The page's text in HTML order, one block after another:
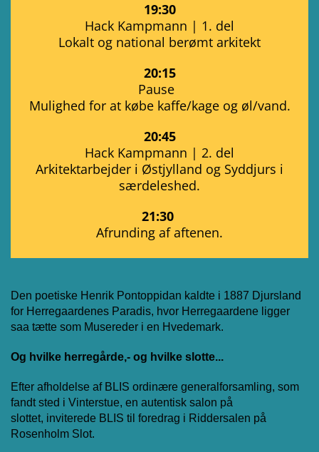
19:30
Hack Kampmann | 1. del
Lokalt og national berømt arkitekt
20:15
Pause
Mulighed for at købe kaffe/kage og øl/vand.
20:45
Hack Kampmann | 2. del
Arkitektarbejder i Østjylland og Syddjurs i
særdeleshed.
21:30
Afrunding af aftenen.
Den poetiske Henrik Pontoppidan kaldte i 1887 Djursland
for Herregaardenes Paradis, hvor Herregaardene ligger
saa tætte som Musereder i en Hvedemark.
Og hvilke herregårde,- og hvilke slotte...
Efter afholdelse af BLIS ordinære generalforsamling, som
fandt sted i Vinterstue, en autentisk salon på
slottet, inviterede BLIS til foredrag i Riddersalen på
Rosenholm Slot.